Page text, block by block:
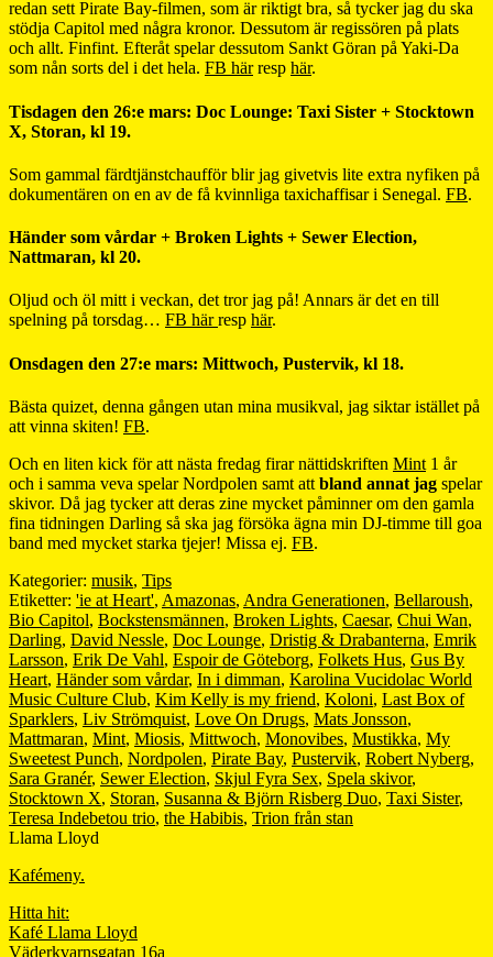
redan sett Pirate Bay-filmen, som är riktigt bra, så tycker jag du ska
stödja Capitol med några kronor. Dessutom är regissören på plats
och allt. Finfint. Efteråt spelar dessutom Sankt Göran på Yaki-Da
som nån sorts del i det hela. FB härresp här.
Tisdagen den 26:e mars: Doc Lounge: Taxi Sister + Stocktown
X, Storan, kl 19.
Som gammal färdtjänstchaufför blir jag givetvis lite extra nyfiken på
dokumentären on en av de få kvinnliga taxichaffisar i Senegal. FB.
Händer som vårdar + Broken Lights + Sewer Election,
Nattmaran, kl 20.
Oljud och öl mitt i veckan, det tror jag på! Annars är det en till
spelning på torsdag… FB härresp här.
Onsdagen den 27:e mars: Mittwoch, Pustervik, kl 18.
Bästa quizet, denna gången utan mina musikval, jag siktar istället på
att vinna skiten! FB.
Och en liten kick för att nästa fredag firar nättidskriften Mint 1 år
och i samma veva spelar Nordpolen samt att bland annat jag spelar
skivor. Då jag tycker att deras zine mycket påminner om den gamla
fina tidningen Darling så ska jag försöka ägna min DJ-timme till goa
band med mycket starka tjejer! Missa ej. FB.
Kategorier: musik, Tips
Etiketter: 'ie at Heart', Amazonas, Andra Generationen, Bellaroush,
Bio Capitol, Bockstensmännen, Broken Lights, Caesar, Chui Wan,
Darling, David Nessle, Doc Lounge, Dristig & Drabanterna, Emrik
Larsson, Erik De Vahl, Espoir de Göteborg, Folkets Hus, Gus By
Heart, Händer som vårdar, In i dimman, Karolina Vucidolac World
Music Culture Club, Kim Kelly is my friend, Koloni, Last Box of
Sparklers, Liv Strömquist, Love On Drugs, Mats Jonsson,
Mattmaran, Mint, Miosis, Mittwoch, Monovibes, Mustikka, My
Sweetest Punch, Nordpolen, Pirate Bay, Pustervik, Robert Nyberg,
Sara Granér, Sewer Election, Skjul Fyra Sex, Spela skivor,
Stocktown X, Storan, Susanna & Björn Risberg Duo, Taxi Sister,
Teresa Indebetou trio, the Habibis, Trion från stan
Llama Lloyd
Kafémeny.
Hitta hit:
Kafé Llama Lloyd
Väderkvarnsgatan 16a